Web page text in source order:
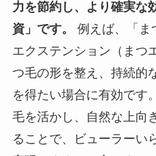
力を節約し、より確実な
資」です。
例えば、「ま
エクステンション（まつ
つ毛の形を整え、持続的
を得たい場合に有効です
毛を活かし、自然な上向
ることで、ビューラーい